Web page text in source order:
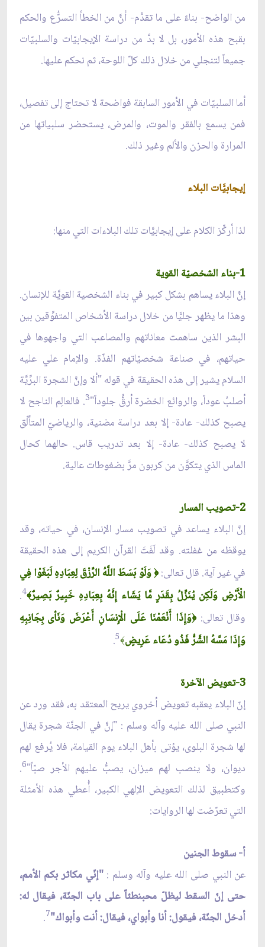
من الواضح- بناءً على ما تقدَّم- أنَّ من الخطأ التسرُّع والحكم
بقبح هذه الأمور، بل لا بدَّ من دراسة الإيجابيّات والسلبيّات
جميعاً لتنجلي من خلال ذلك كلّ اللوحة، ثم نحكم عليها.
أما السلبيّات في الأمور السابقة فواضحة لا تحتاج إلى تفصيل،
فمن يسمع بالفقر والموت، والمرض، يستحضر سلبياتها من
المرارة والحزن والألم وغير ذلك.
إيجابيَّات البلاء
لذا أركِّز الكلام على إيجابيَّات تلك البلاءات التي منها:
1-بناء الشخصيّة القوية
إنَّ البلاء يساهم بشكل كبير في بناء الشخصية القويَّة للإنسان.
وهذا ما يظهر جليًّا من خلال دراسة الأشخاص المتفوِّقين بين
البشر الذين ساهمت معاناتهم والمصاعب التي واجهوها في
حياتهم، في صناعة شخصيّاتهم الفذّة. والإمام علي عليه
السلام يشير إلى هذه الحقيقة في قوله "ألا وإنَّ الشجرة البرِّيَّة
أصلبُ عوداً، والروائع الخضرة أرقُّ جلوداً"3. فالعالِم الناجح لا
يصبح كذلك- عادة- إلا بعد دراسة مضنية، والرياضيّ المتألِّق
لا يصبح كذلك- عادة- إلا بعد تدريب قاس. حالهما كحال
الماس الذي يتكوَّن من كربون مرَّ بضغوطات عالية.
2-تصويب المسار
إنَّ البلاء يساعد في تصويب مسار الإنسان، في حياته، وقد
يوقظه من غفلته. وقد لَفَتَ القرآن الكريم إلى هذه الحقيقة
في غير آية. قال تعالى:﴿ وَلَوْ بَسَطَ اللَّهُ الرِّزْقَ لِعِبَادِهِ لَبَغَوْا فِي
الْأَرْضِ وَلَكِن يُنَزِّلُ بِقَدَرٍ مَّا يَشَاء إِنَّهُ بِعِبَادِهِ خَبِيرٌ بَصِيرٌ﴾4
.
وقال تعالى:﴿وَإِذَا أَنْعَمْنَا عَلَى الْإِنسَانِ أَعْرَضَ وَنَأى بِجَانِبِهِ
وَإِذَا مَسَّهُ الشَّرُّ فَذُو دُعَاء عَرِيضٍ﴾5
.
3-تعويض الآخرة
إنّ البلاء يعقبه تعويض أخروي يريح المعتقد به، فقد ورد عن
النبي صلى الله عليه وآله وسلم : "إنَّ في الجنَّة شجرة يقال
لها شجرة البلوى، يؤتى بأهل البلاء يوم القيامة، فلا يُرفع لهم
ديوان، ولا ينصب لهم ميزان، يصبُّ عليهم الأجر صبّاً"6
.
وكتطبيق لذلك التعويض الإلهي الكبير، أُعطي هذه الأمثلة
التي تعرّضت لها الروايات:
أ- سقوط الجنين
عن النبي صلى الله عليه وآله وسلم :"إنّي مكاثر بكم الأمم،
حتى إنّ السقط ليظلّ محبنطئاً على باب الجنّة، فيقال له:
أدخل الجنّة، فيقول: أنا وأبواي، فيقال: أنت وأبواك"7
.